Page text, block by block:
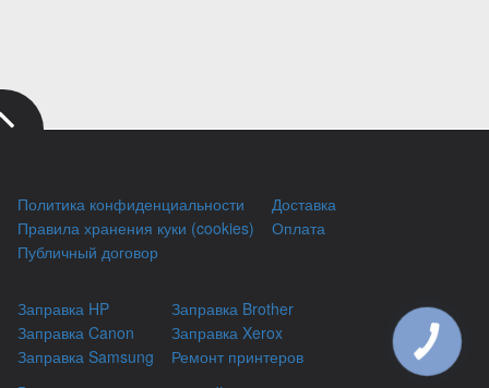
Политика конфиденциальности
Правила хранения куки (cookies)
Публичный договор
Доставка
Оплата
Заправка HP
Заправка Canon
Заправка Samsung
Заправка Brother
Заправка Xerox
Ремонт принтеров
КНОПКА
ЗВ'ЯЗКУ